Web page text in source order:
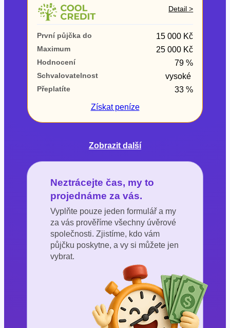
Detail >
První půjčka do 15 000 Kč
Maximum 25 000 Kč
Hodnocení 79 %
Schvalovatelnost vysoké
Přeplatíte
33 %
Získatpeníze
Zobrazit další
Neztrácejte čas, my to
projednáme za vás.
Vyplňte pouze jeden formulář a my
za vás prověříme všechny úvěrové
společnosti. Zjistíme, kdo vám
půjčku poskytne, a vy si můžete jen
vybrat.